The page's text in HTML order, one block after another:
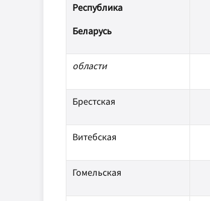
Республика
Беларусь
области
Брестская
Витебская
Гомельская